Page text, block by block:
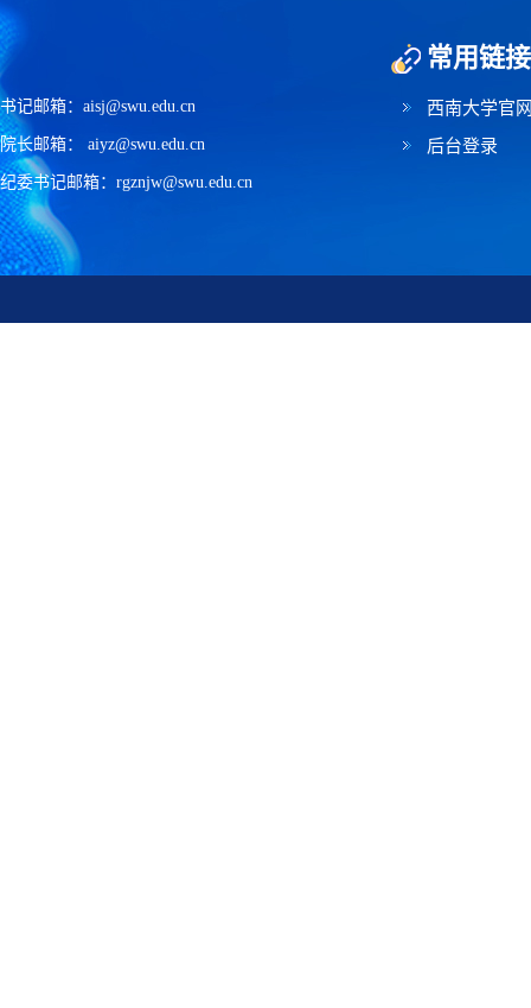
书记邮箱：aisj@swu.edu.cn
院长邮箱： aiyz@swu.edu.cn
纪委书记邮箱：rgznjw@swu.edu.cn
常用链接
西南大学官
后台登录